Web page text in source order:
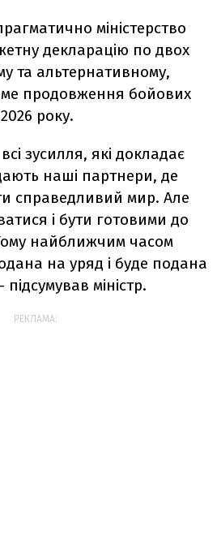
міністерство
декларацію по двох
та альтернативному,
продовження бойових
року.
зусилля, які докладає
наші партнери, де
справедливий мир. Але
і бути готовими до
найближчим часом
на уряд і буде подана
міністр.
РЕКЛАМА: